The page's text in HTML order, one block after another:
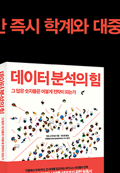
많은 일본에서는 70세를 전후
비율이 70세부터 10%로 줄어
자동차가 무거워졌다고? : 계단
금을 적용할 때는 일정 구간을
티브 제도’가 이렇게 설계되어
리면 이민자가 늘어날까 : 시간의
는 우수한 외국인 노동자를 유입